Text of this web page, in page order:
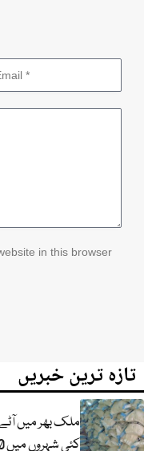
in this browser
تازہ ترین خبریں
ملک بھر میں
کئی شہروں میں 20 کلو تھیلا 100 روپے تک مہنگا